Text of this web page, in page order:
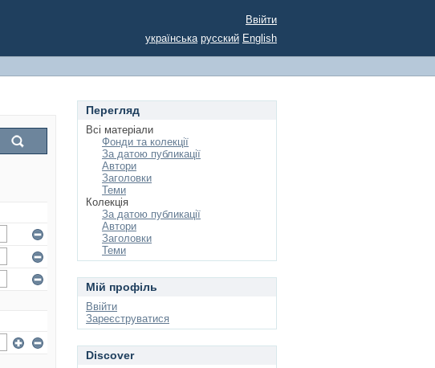
Ввійти
українська русский English
Перегляд
Всі матеріали
Фонди та колекції
За датою публикації
Автори
Заголовки
Теми
Колекція
За датою публикації
Автори
Заголовки
Теми
Мій профіль
Ввійти
Зареєструватися
Discover